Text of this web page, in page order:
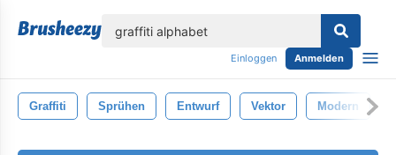
Einloggen Anmelden
Graffiti Sprühen Entwurf Vektor Modern